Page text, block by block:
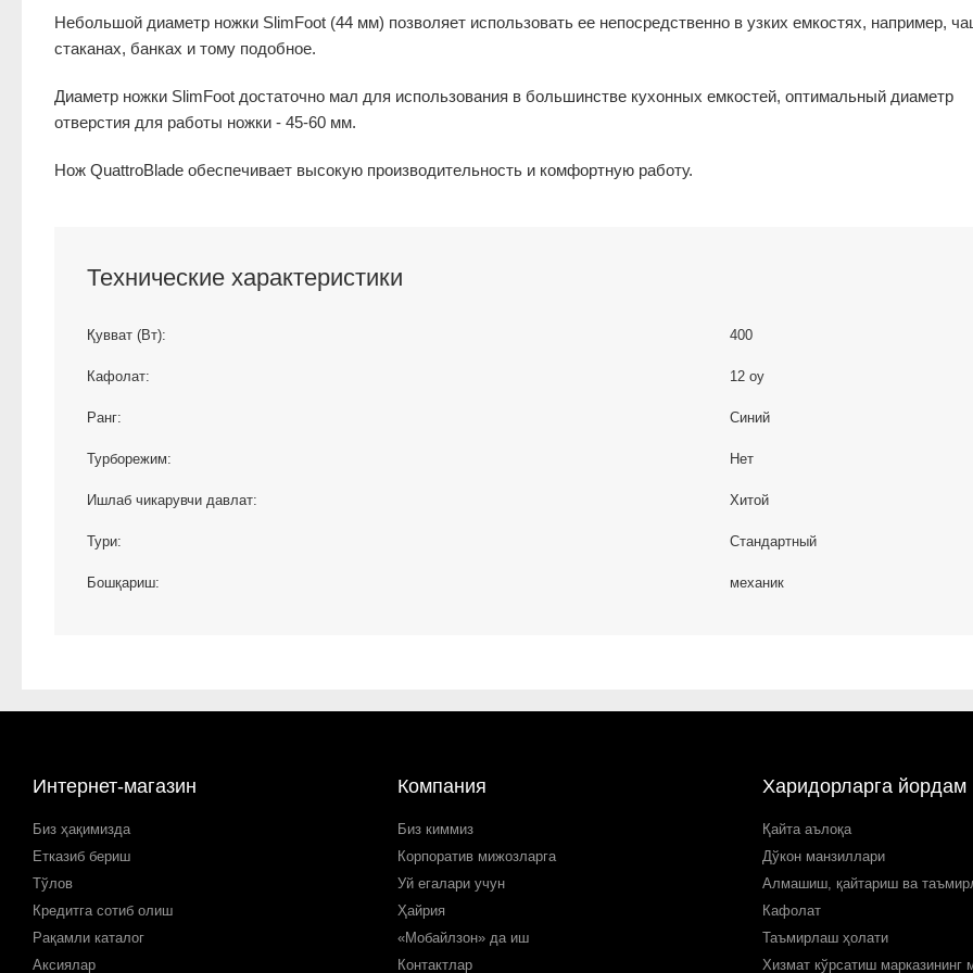
Небольшой диаметр ножки SlimFoot (44 мм) позволяет использовать ее непосредственно в узких емкостях, например,
стаканах, банках и тому подобное.
Диаметр ножки SlimFoot достаточно мал для использования в большинстве кухонных емкостей, оптимальный диаметр
отверстия для работы ножки - 45-60 мм.
Нож QuattroBlade обеспечивает высокую производительность и комфортную работу.
Технические характеристики
Қувват (Вт): 400
Кафолат: 12 oy
Ранг: Синий
Турборежим: Нет
Ишлаб чикарувчи давлат: Хитой
Тури: Стандартный
Бошқариш: механик
Интернет-магазин
Биз ҳақимизда
Етказиб бериш
Тўлов
Кредитга сотиб олиш
Рақамли каталог
Аксиялар
Компания
Биз киммиз
Корпоратив мижозларга
Уй егалари учун
Ҳайрия
«Мобайлзон» да иш
Контактлар
Харидорларга йордам
Қайта аълоқа
Дўкон манзиллари
Алмашиш, қайтариш ва
Кафолат
Таъмирлаш ҳолати
Хизмат кўрсатиш марказининг